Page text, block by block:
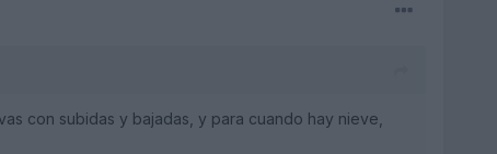
con subidas y bajadas, y para cuando hay nieve,